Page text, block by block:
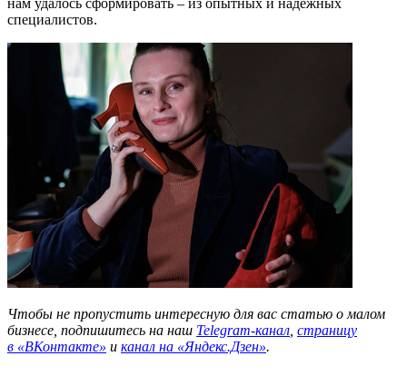
нам удалось сформировать – из опытных и надёжных
специалистов.
Чтобы не пропустить интересную для вас статью о малом
бизнесе, подпишитесь на наш Telegram-канал страницу
в «ВКонтакте» и канал на «Яндекс.Дзен».